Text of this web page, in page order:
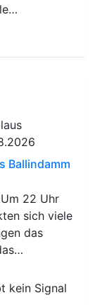
Ballindamm
22 Uhr
sich viele
das